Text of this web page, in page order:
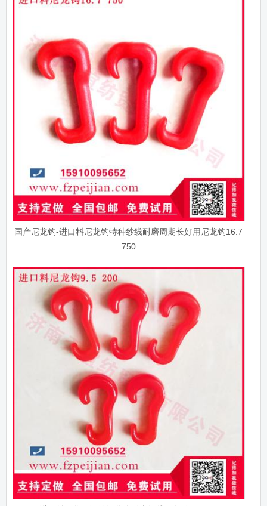
国产尼龙钩-进口料尼龙钩特种纱线耐磨周期长好用尼龙钩16.7
750